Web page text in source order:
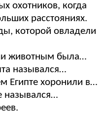
охотников, когда
расстояниях.
которой овладели
животным была…
назывался…
Египте хоронили в…
назывался…